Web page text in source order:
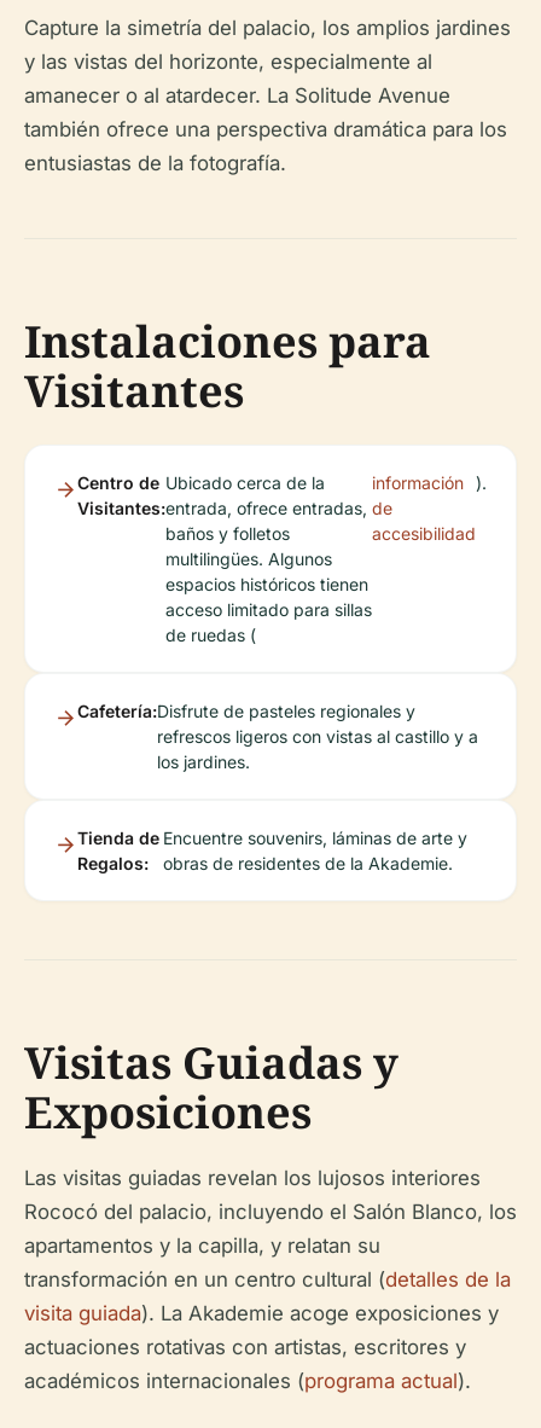
Capture la simetría del palacio, los amplios jardines
y las vistas del horizonte, especialmente al
amanecer o al atardecer. La Solitude Avenue
también ofrece una perspectiva dramática para los
entusiastas de la fotografía.
Instalaciones para
Visitantes
Centro de
Visitantes:
Ubicado cerca de la
entrada, ofrece entradas,
baños y folletos
multilingües. Algunos
espacios históricos tienen
acceso limitado para sillas
de ruedas (
información
de
accesibilidad
).
Cafetería:Disfrute de pasteles regionales y
refrescos ligeros con vistas al castillo y a
los jardines.
Tienda de
Regalos:
Encuentre souvenirs, láminas de arte y
obras de residentes de la Akademie.
Visitas Guiadas y
Exposiciones
Las visitas guiadas revelan los lujosos interiores
Rococó del palacio, incluyendo el Salón Blanco, los
apartamentos y la capilla, y relatan su
transformación en un centro cultural (detalles de la
visita guiada). La Akademie acoge exposiciones y
actuaciones rotativas con artistas, escritores y
académicos internacionales (programa actual).